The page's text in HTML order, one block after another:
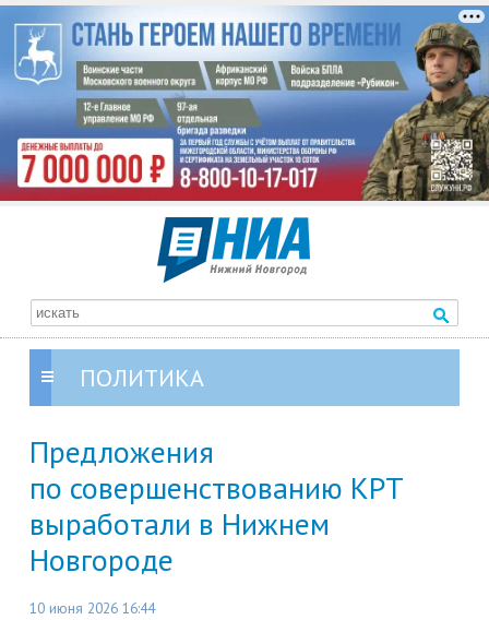
ПОЛИТИКА
Предложения
по совершенствованию КРТ
выработали в Нижнем
Новгороде
10 июня 2026 16:44